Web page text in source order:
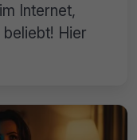
Internet,
Hier